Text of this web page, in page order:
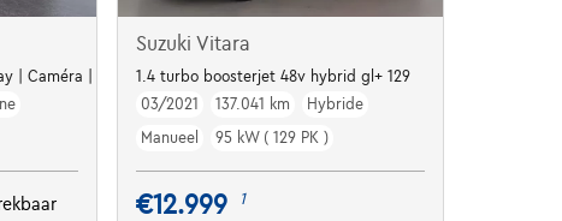
| Caméra | Capteurs Ar | Clim auto
Suzuki Vitara
1.4 turbo boosterjet 48v hybrid gl+ 129
03/2021
137.041 km
Hybride
Manueel
95 kW ( 129 PK )
€12.999 1